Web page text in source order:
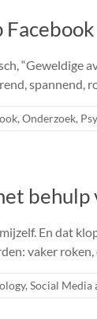
“Geweldige
spannend,
, Onderzoek,
En dat
vaker roken,
, Social Media